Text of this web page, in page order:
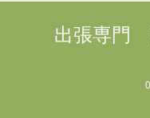
出張専門